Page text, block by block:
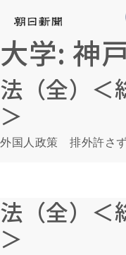
大学: 神
法（全）＜
＞
外国人政策 排外許さ
法（全）＜
＞